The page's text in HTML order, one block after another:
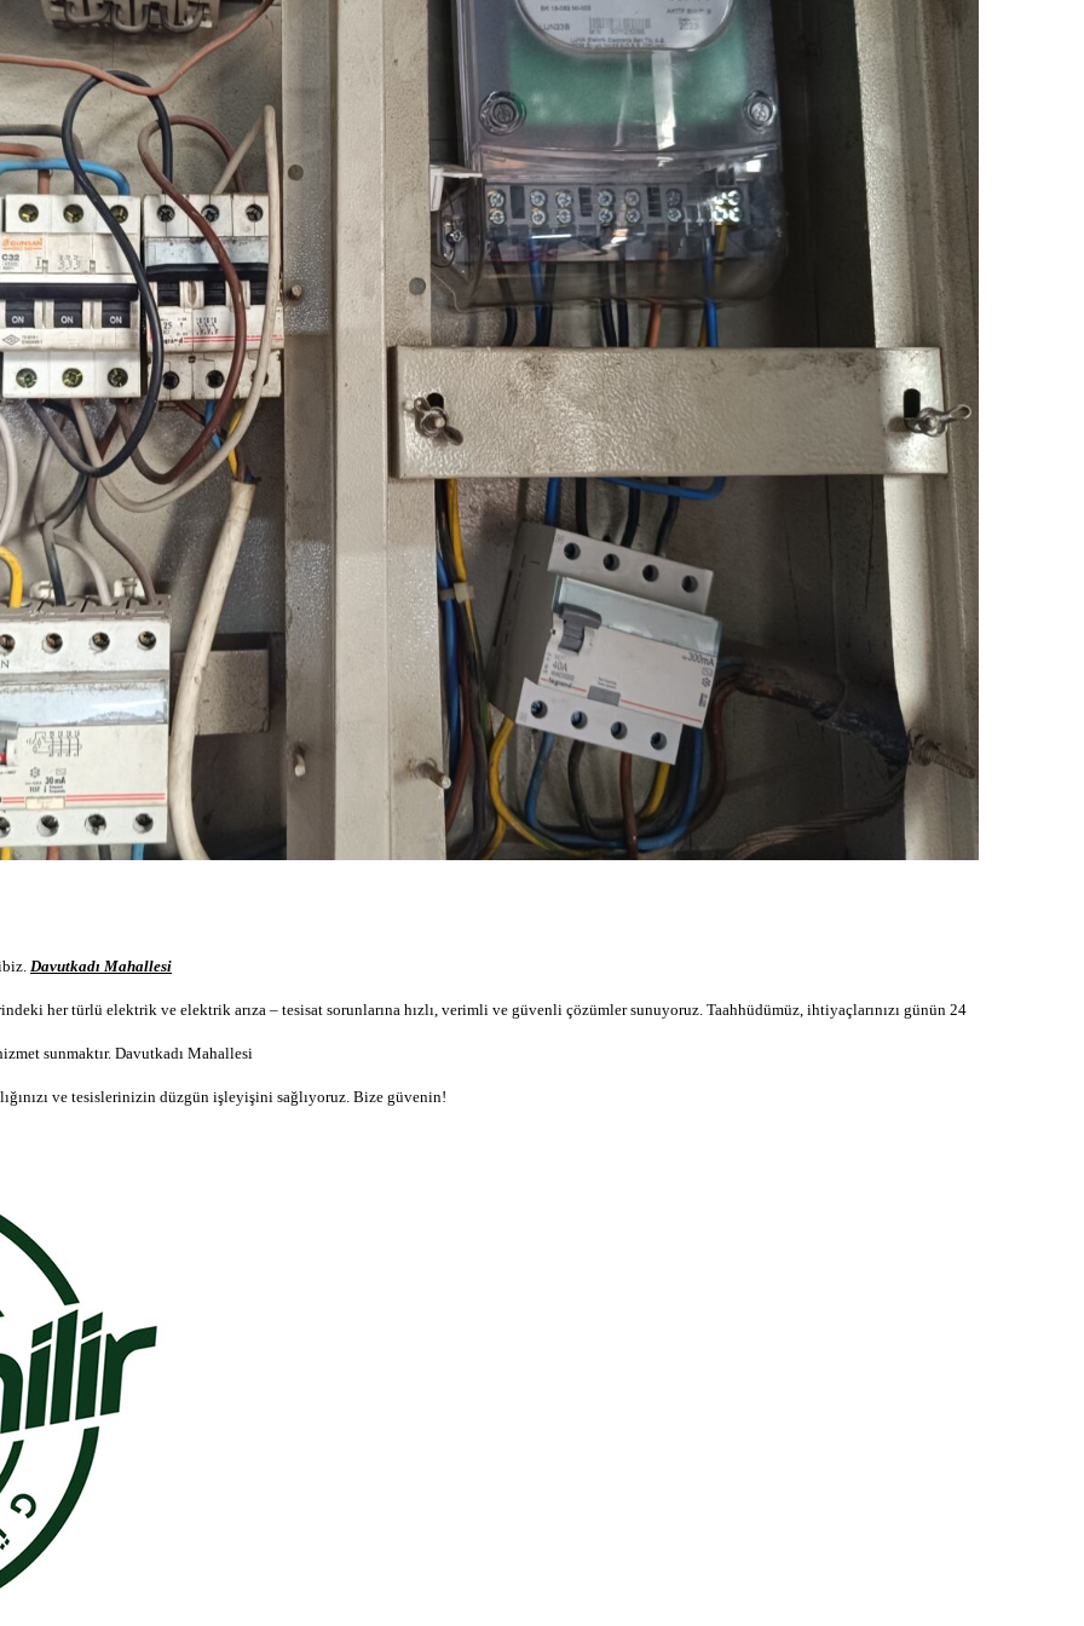
z. Davutkadı Mahallesi
her türlü elektrik ve elektrik arıza – tesisat sorunlarına hızlı, verimli ve güvenli çözümler sunuyoruz. Taahhüdümüz, ihtiyaçlarınızı günün 24
sunmaktır. Davutkadı Mahallesi
ve tesislerinizin düzgün işleyişini sağlıyoruz. Bize güvenin!